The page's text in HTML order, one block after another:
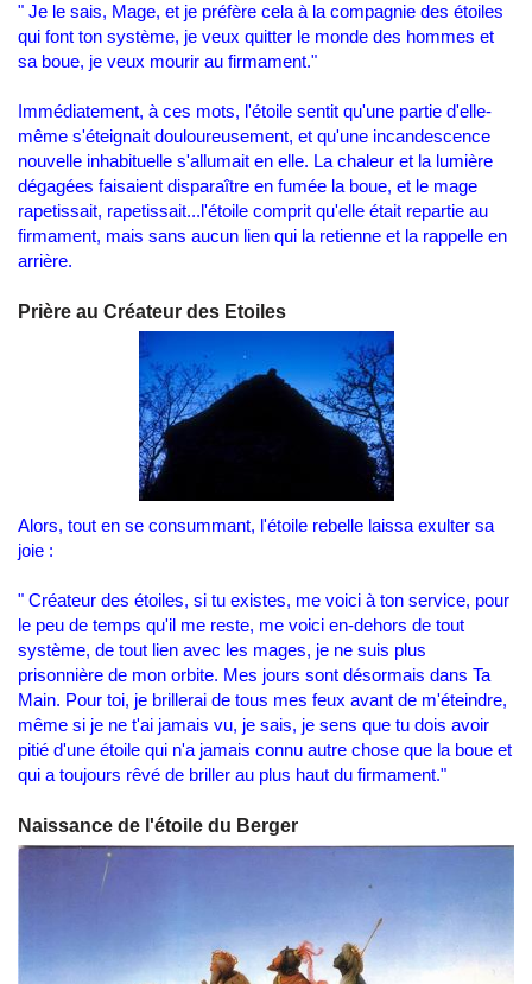
" Je le sais, Mage, et je préfère cela à la compagnie des étoiles
qui font ton système, je veux quitter le monde des hommes et
sa boue, je veux mourir au firmament."
Immédiatement, à ces mots, l'étoile sentit qu'une partie d'elle-
même s'éteignait douloureusement, et qu'une incandescence
nouvelle inhabituelle s'allumait en elle. La chaleur et la lumière
dégagées faisaient disparaître en fumée la boue, et le mage
rapetissait, rapetissait...l'étoile comprit qu'elle était repartie au
firmament, mais sans aucun lien qui la retienne et la rappelle en
arrière.
Prière au Créateur des Etoiles
Alors, tout en se consummant, l'étoile rebelle laissa exulter sa
joie :
" Créateur des étoiles, si tu existes, me voici à ton service, pour
le peu de temps qu'il me reste, me voici en-dehors de tout
système, de tout lien avec les mages, je ne suis plus
prisonnière de mon orbite. Mes jours sont désormais dans Ta
Main. Pour toi, je brillerai de tous mes feux avant de m'éteindre,
même si je ne t'ai jamais vu, je sais, je sens que tu dois avoir
pitié d'une étoile qui n'a jamais connu autre chose que la boue et
qui a toujours rêvé de briller au plus haut du firmament."
Naissance de l'étoile du Berger